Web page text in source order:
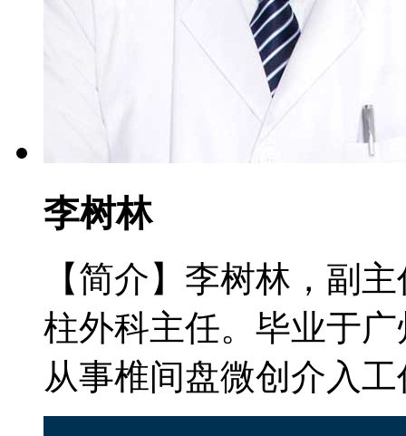
李树林
【简介】李树林，副
柱外科主任。毕业于
从事椎间盘微创介入